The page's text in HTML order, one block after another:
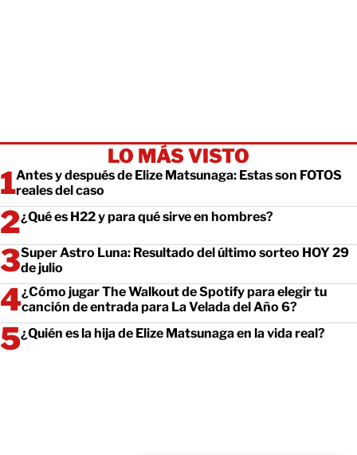
LO MÁS VISTO
Antes y después de Elize Matsunaga: Estas son FOTOS
reales del caso
¿Qué es H22 y para qué sirve en hombres?
Super Astro Luna: Resultado del último sorteo HOY 29
de julio
¿Cómo jugar The Walkout de Spotify para elegir tu
canción de entrada para La Velada del Año 6?
¿Quién es la hija de Elize Matsunaga en la vida real?